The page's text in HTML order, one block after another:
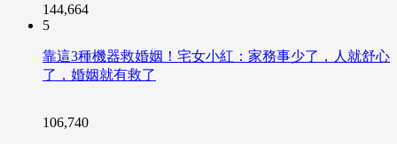
144,664
5
靠這3種機器救婚姻！宅女小紅：家務事少了，人就舒心
了，婚姻就有救了
106,740